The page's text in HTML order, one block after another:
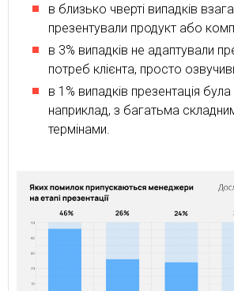
в близько чверті випадків
презентували продукт або
в 3% випадків не адаптували
потреб клієнта, просто
в 1% випадків презентація
наприклад, з багатьма
термінами.